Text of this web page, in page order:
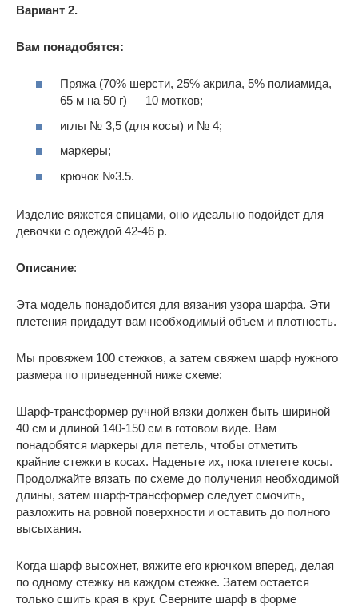
Вариант 2.
Вам понадобятся:
Пряжа (70% шерсти, 25% акрила, 5% полиамида,
65 м на 50 г) — 10 мотков;
иглы № 3,5 (для косы) и № 4;
маркеры;
крючок №3.5.
Изделие вяжется спицами, оно идеально подойдет для
девочки с одеждой 42-46 р.
Описание:
Эта модель понадобится для вязания узора шарфа. Эти
плетения придадут вам необходимый объем и плотность.
Мы провяжем 100 стежков, а затем свяжем шарф нужного
размера по приведенной ниже схеме:
Шарф-трансформер ручной вязки должен быть шириной
40 см и длиной 140-150 см в готовом виде. Вам
понадобятся маркеры для петель, чтобы отметить
крайние стежки в косах. Наденьте их, пока плетете косы.
Продолжайте вязать по схеме до получения необходимой
длины, затем шарф-трансформер следует смочить,
разложить на ровной поверхности и оставить до полного
высыхания.
Когда шарф высохнет, вяжите его крючком вперед, делая
по одному стежку на каждом стежке. Затем остается
только сшить края в круг. Сверните шарф в форме